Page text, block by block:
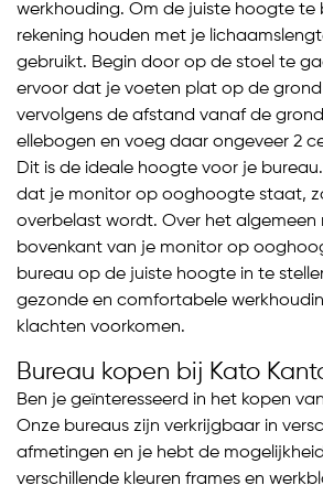
werkhouding. Om de juiste hoogte te
rekening houden met je
gebruikt. Begin door op de stoel te
ervoor dat je voeten plat op de
vervolgens de afstand vanaf de
ellebogen en voeg daar ongeveer 2
Dit is de ideale hoogte voor je
dat je monitor op ooghoogte staat,
overbelast wordt. Over het algemeen
bovenkant van je monitor op
bureau op de juiste hoogte in te
gezonde en comfortabele
klachten voorkomen.
Bureau kopen bij Kato
Ben je geïnteresseerd in het kopen
Onze bureaus zijn verkrijgbaar in
afmetingen en je hebt de
verschillende kleuren frames en